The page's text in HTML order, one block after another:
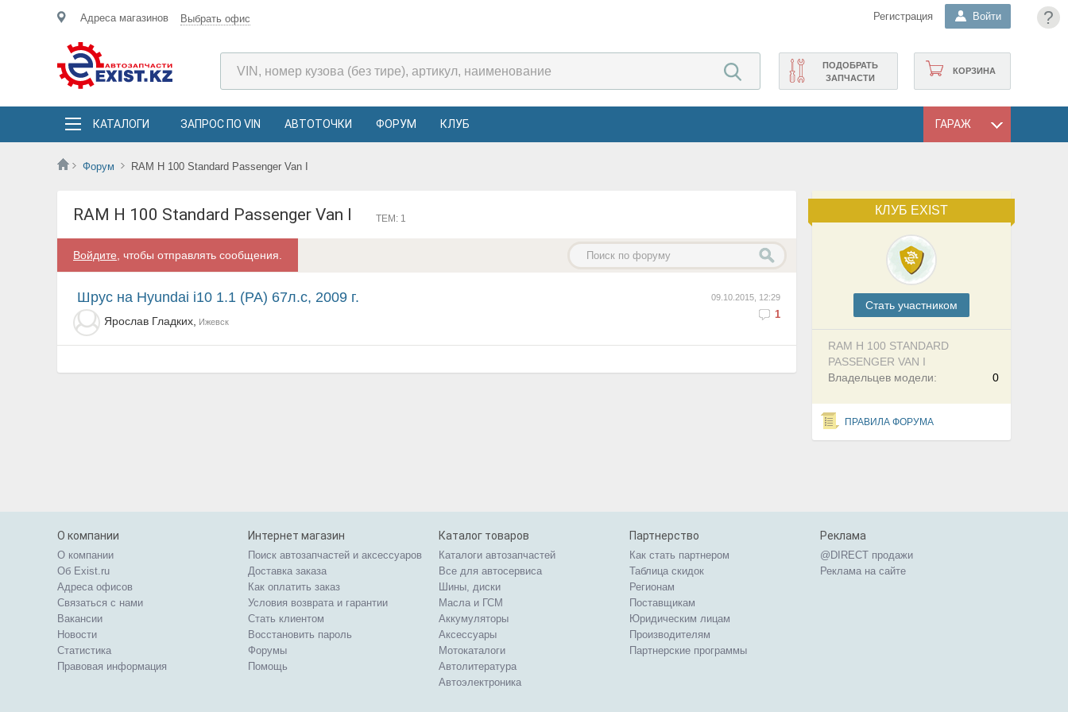
?
Адреса магазинов Выбрать офис Регистрация Войти
КОРЗИНА
ПОДОБРАТЬ
ЗАПЧАСТИ
КАТАЛОГИ ЗАПРОС ПО VIN АВТОТОЧКИ ФОРУМ КЛУБ ГАРАЖ
Форум RAM H 100 Standard Passenger Van I
КЛУБ EXIST
Cтать участником
RAM H 100 STANDARD
PASSENGER VAN I
0
Владельцев модели:
ПРАВИЛА ФОРУМА
RAM H 100 Standard Passenger Van I ТЕМ: 1
Войдите , чтобы отправлять сообщения.
09.10.2015, 12:29
1
Шрус на Hyundai i10 1.1 (PA) 67л.с, 2009 г.
Ярослав Гладких, Ижевск
О компании
О компании
Об Exist.ru
Адреса офисов
Связаться с нами
Вакансии
Новости
Статистика
Правовая информация
Интернет магазин
Поиск автозапчастей и аксессуаров
Доставка заказа
Как оплатить заказ
Условия возврата и гарантии
Стать клиентом
Восстановить пароль
Форумы
Помощь
Каталог товаров
Каталоги автозапчастей
Все для автосервиса
Шины, диски
Масла и ГСМ
Аккумуляторы
Аксессуары
Мотокаталоги
Автолитература
Автоэлектроника
Партнерство
Как стать партнером
Таблица скидок
Регионам
Поставщикам
Юридическим лицам
Производителям
Партнерские программы
Реклама
@DIRECT продажи
Реклама на сайте